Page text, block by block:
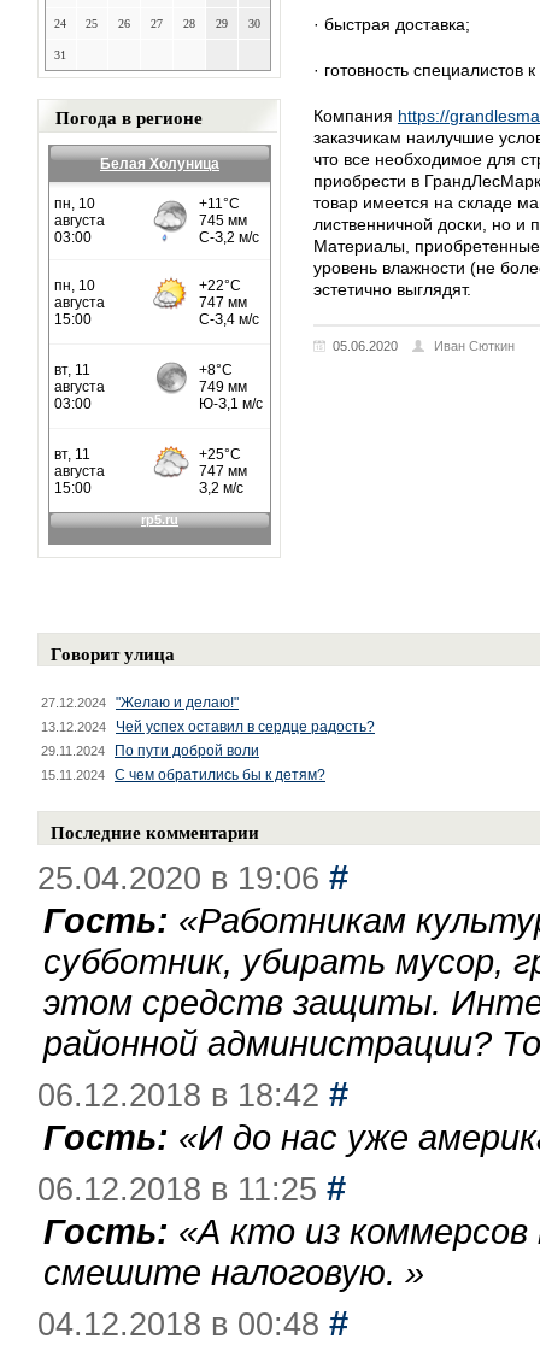
24 25 26 27 28 29 30
31
Погода в регионе
Белая Холуница
· быстрая доставка;
· готовность
Компания https://
заказчикам наилучшие
что все необходимое для
приобрести в
товар имеется на складе
лиственничной доски, но и
Материалы,
уровень влажности (не
эстетично выглядят.
05.06.2020 Иван Сюткин
Говорит улица
27.12.2024 "Желаю и делаю!"
13.12.2024 Чей успех оставил в сердце радость?
29.11.2024 По пути доброй воли
15.11.2024 С чем обратились бы к детям?
Последние комментарии
25.04.2020 в 19:06 #
Гость: «Работникам
субботник, убирать мусор,
этом средств защиты.
районной администрации?
06.12.2018 в 18:42 #
Гость: «И до нас уже
06.12.2018 в 11:25 #
Гость: «А кто из
смешите налоговую. »
04.12.2018 в 00:48 #